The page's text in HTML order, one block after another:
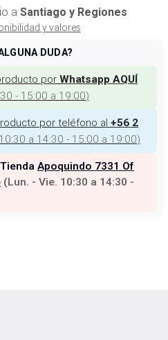
a Santiago y Regiones
y valores
DUDA?
por Whatsapp AQUÍ
- 15:00 a 19:00)
por teléfono al +56 2
a 14:30 - 15:00 a 19:00)
Apoquindo 7331 Of
(Lun. - Vie. 10:30 a 14:30 -